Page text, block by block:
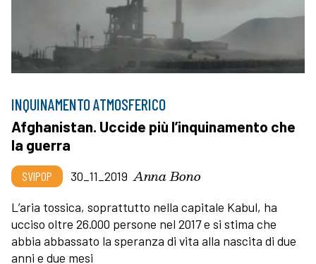
INQUINAMENTO ATMOSFERICO
Afghanistan. Uccide più l’inquinamento che
la guerra
SVIPOP 30_11_2019 Anna Bono
L’aria tossica, soprattutto nella capitale Kabul, ha
ucciso oltre 26.000 persone nel 2017 e si stima che
abbia abbassato la speranza di vita alla nascita di due
anni e due mesi